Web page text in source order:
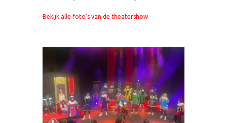
Bekijk alle foto’s van de theatershow